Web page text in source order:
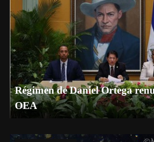
Régimen de Daniel Ortega
OEA